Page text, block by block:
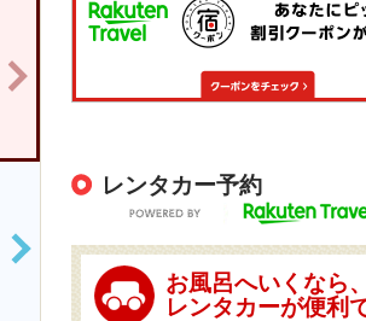
>
レンタカー予約
お風呂へいくなら、
レンタカーが便利